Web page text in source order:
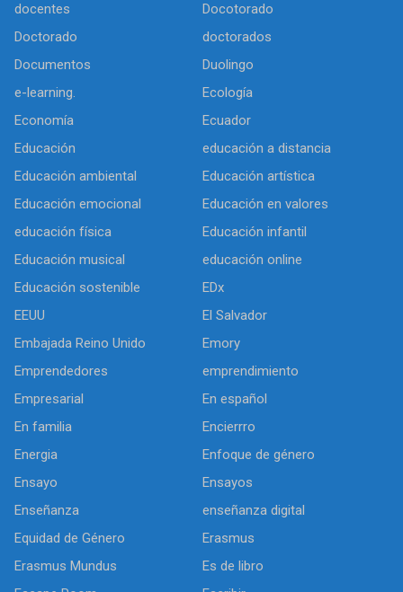
docentes
Docotorado
Doctorado
doctorados
Documentos
Duolingo
e-learning.
Ecología
Economía
Ecuador
Educación
educación a distancia
Educación ambiental
Educación artística
Educación emocional
Educación en valores
educación física
Educación infantil
Educación musical
educación online
Educación sostenible
EDx
EEUU
El Salvador
Embajada Reino Unido
Emory
Emprendedores
emprendimiento
Empresarial
En español
En familia
Encierrro
Energia
Enfoque de género
Ensayo
Ensayos
Enseñanza
enseñanza digital
Equidad de Género
Erasmus
Erasmus Mundus
Es de libro